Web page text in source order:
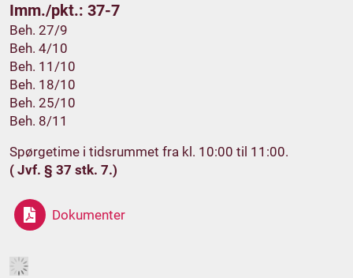
Imm./pkt.: 37-7
Beh. 27/9
Beh. 4/10
Beh. 11/10
Beh. 18/10
Beh. 25/10
Beh. 8/11
Spørgetime i tidsrummet fra kl. 10:00 til 11:00.
( Jvf. § 37 stk. 7.)
Dokumenter